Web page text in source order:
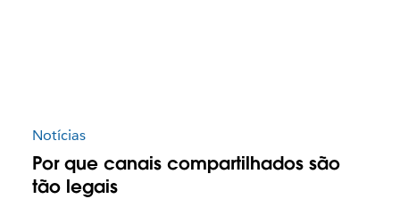
Notícias
Por que canais compartilhados são
tão legais